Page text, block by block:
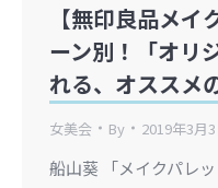
【無印良品メ
ーン別！「オリ
れる、オススメ
女美会 By 2019年3月3
船山葵 「メイクパレ